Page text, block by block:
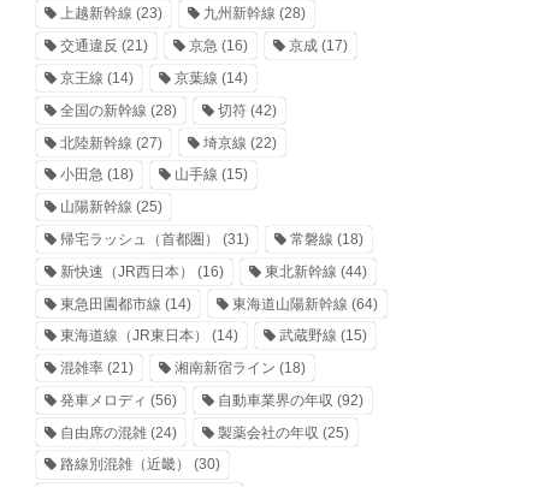
上越新幹線 (23) 九州新幹線 (28)
交通違反 (21) 京急 (16) 京成(17)
京王線 (14) 京葉線 (14)
全国の新幹線 (28) 切符(42)
北陸新幹線 (27) 埼京線 (22)
小田急 (18) 山手線 (15)
山陽新幹線 (25)
帰宅ラッシュ（首都圏）
(31) 常磐線 (18)
新快速（JR西日本）
(16) 東北新幹線 (44)
東急田園都市線 (14) 東海道山陽新幹線 (64)
東海道線（JR東日本）
(14) 武蔵野線 (15)
混雑率 (21) 湘南新宿ライン (18)
発車メロディ (56) 自動車業界の年収 (92)
自由席の混雑 (24) 製薬会社の年収 (25)
路線別混雑（近畿）
(30)